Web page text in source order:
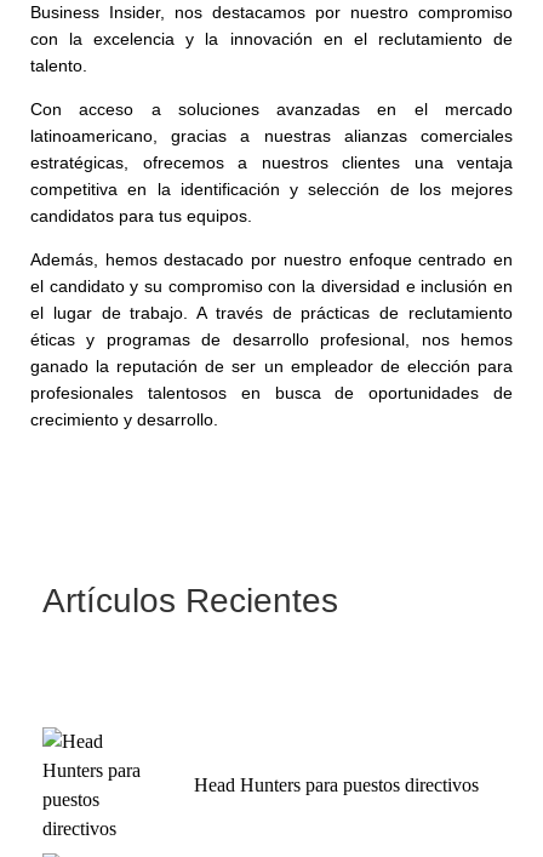
Business Insider, nos destacamos por nuestro compromiso
con la excelencia y la innovación en el reclutamiento de
talento.
Con acceso a soluciones avanzadas en el mercado
latinoamericano, gracias a nuestras alianzas comerciales
estratégicas, ofrecemos a nuestros clientes una ventaja
competitiva en la identificación y selección de los mejores
candidatos para tus equipos.
Además, hemos destacado por nuestro enfoque centrado en
el candidato y su compromiso con la diversidad e inclusión en
el lugar de trabajo. A través de prácticas de reclutamiento
éticas y programas de desarrollo profesional, nos hemos
ganado la reputación de ser un empleador de elección para
profesionales talentosos en busca de oportunidades de
crecimiento y desarrollo.
Artículos Recientes
Head Hunters para puestos directivos